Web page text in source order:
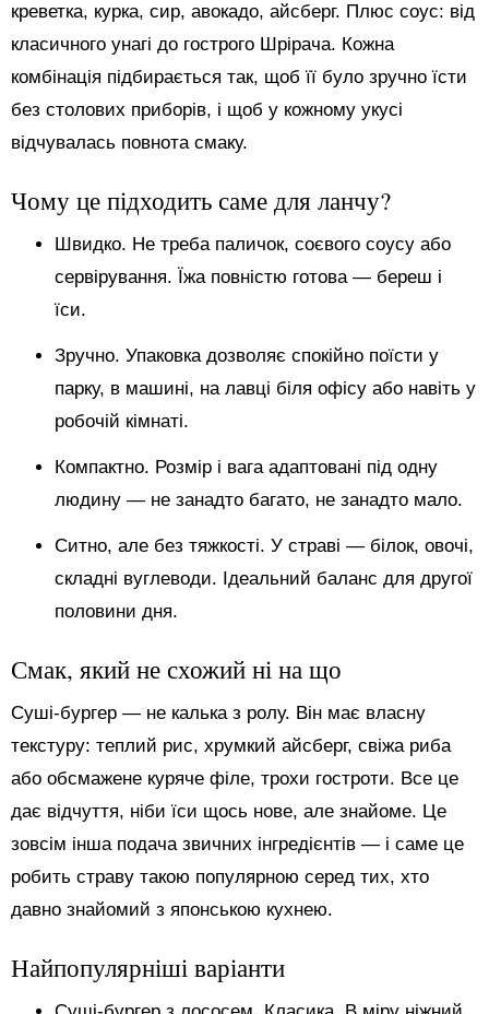
креветка, курка, сир, авокадо, айсберг. Плюс соус: від
класичного унагі до гострого Шрірача. Кожна
комбінація підбирається так, щоб її було зручно їсти
без столових приборів, і щоб у кожному укусі
відчувалась повнота смаку.
Чому це підходить саме для ланчу?
Швидко. Не треба паличок, соєвого соусу або
сервірування. Їжа повністю готова — береш і
їси.
Зручно. Упаковка дозволяє спокійно поїсти у
парку, в машині, на лавці біля офісу або навіть у
робочій кімнаті.
Компактно. Розмір і вага адаптовані під одну
людину — не занадто багато, не занадто мало.
Ситно, але без тяжкості. У страві — білок, овочі,
складні вуглеводи. Ідеальний баланс для другої
половини дня.
Смак, який не схожий ні на що
Суші-бургер — не калька з ролу. Він має власну
текстуру: теплий рис, хрумкий айсберг, свіжа риба
або обсмажене куряче філе, трохи гостроти. Все це
дає відчуття, ніби їси щось нове, але знайоме. Це
зовсім інша подача звичних інгредієнтів — і саме це
робить страву такою популярною серед тих, хто
давно знайомий з японською кухнею.
Найпопулярніші варіанти